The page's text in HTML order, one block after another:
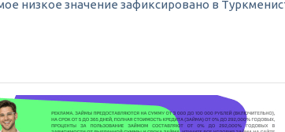
низкое значение зафиксировано в